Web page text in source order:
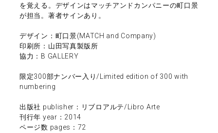
を覚える。デザインはマッチアンドカンパニーの町口景
が担当。著者サインあり。
デザイン：町口景(MATCH and Company)
印刷所：山田写真製版所
協力：B GALLERY
限定300部ナンバー入り/Limited edition of 300 with
numbering
出版社 publisher：リブロアルテ/Libro Arte
刊行年 year：2014
ページ数 pages：72